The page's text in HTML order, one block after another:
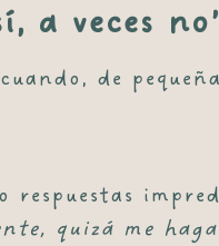
a veces
de
quizá me